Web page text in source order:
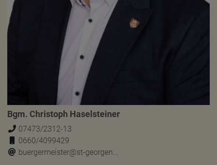
Bgm. Christoph Haselsteiner
07473/2312-13
0660/4099429
buergermeister@st-georgen...